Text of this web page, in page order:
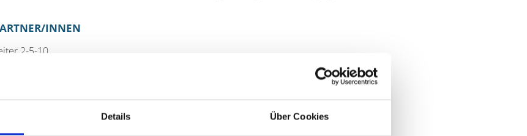
Details Über Cookies
INNEN
2-5-10
Sporthallen, Zuschüsse, Baumaßnahmen, Finanzen, Gremienbetreuung